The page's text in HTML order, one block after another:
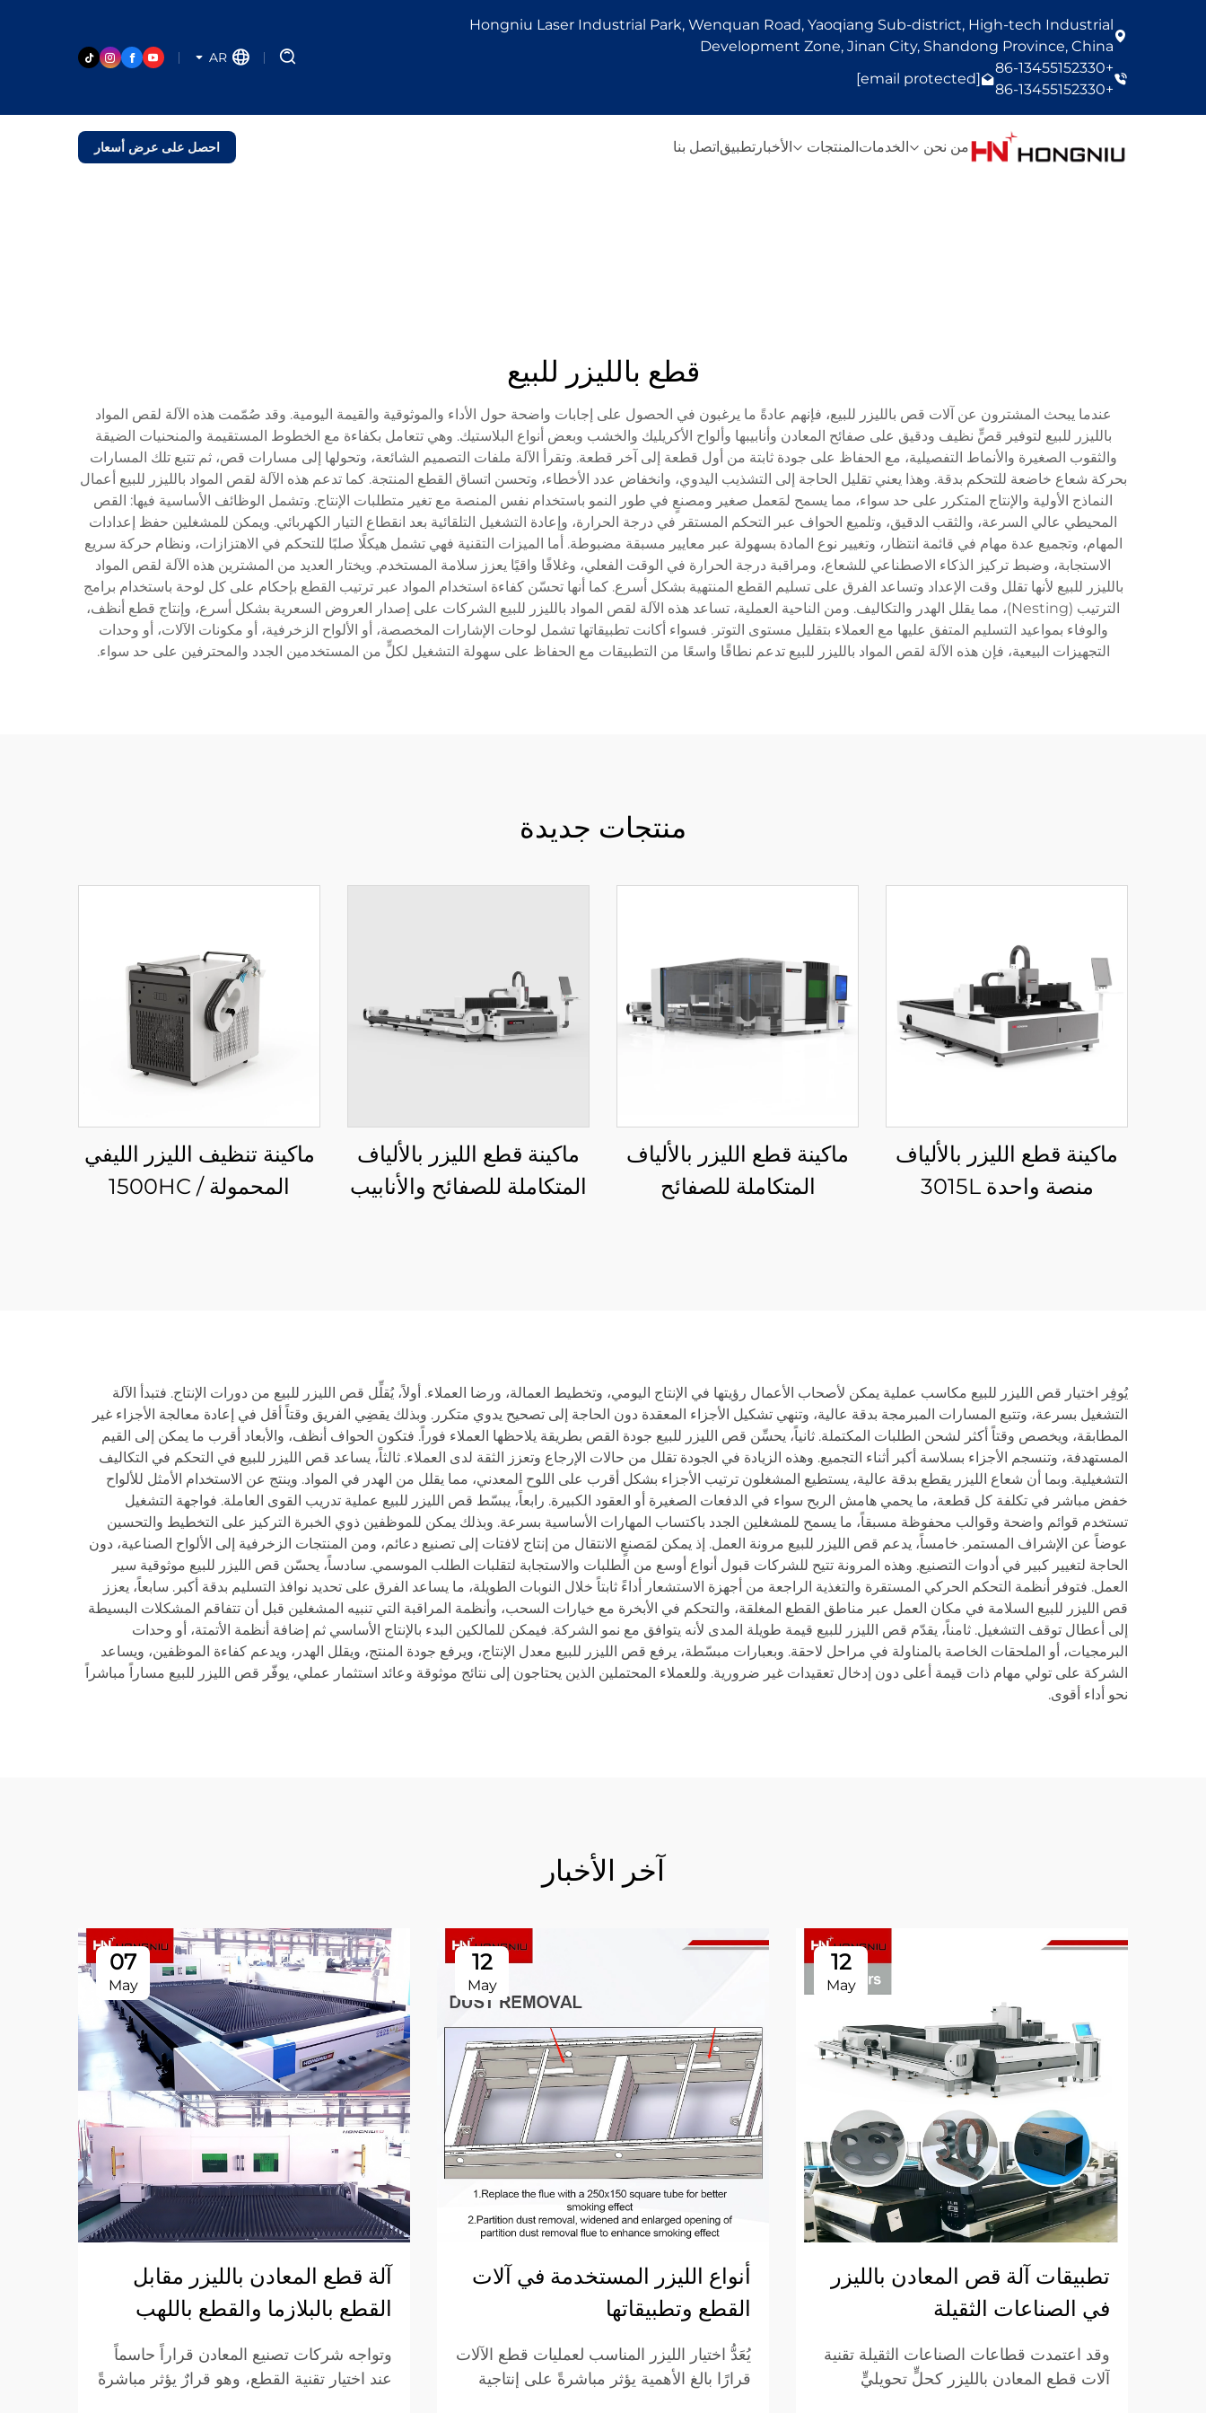
Hongniu Laser Industrial Park, Wenquan Road, Yaoqiang Sub-district, High-tech Industrial
Development Zone, Jinan City, Shandong Province, China
+86-13455152330
+86-13455152330
[email protected]
AR
من نحن الخدماتالمنتجات الأخبار تطبيقاتصل بنا احصل على عرض أسعار
قطع بالليزر للبيع
عندما يبحث المشترون عن آلات قص بالليزر للبيع، فإنهم عادةً ما يرغبون في الحصول على إجابات واضحة حول الأداء والموثوقية والقيمة اليومية. وقد صُمّمت هذه الآلة لقص المواد
بالليزر للبيع لتوفير قصٍّ نظيف ودقيق على صفائح المعادن وأنابيبها وألواح الأكريليك والخشب وبعض أنواع البلاستيك. وهي تتعامل بكفاءة مع الخطوط المستقيمة والمنحنيات الضيقة
والثقوب الصغيرة والأنماط التفصيلية، مع الحفاظ على جودة ثابتة من أول قطعة إلى آخر قطعة. وتقرأ الآلة ملفات التصميم الشائعة، وتحولها إلى مسارات قص، ثم تتبع تلك المسارات
بحركة شعاع خاضعة للتحكم بدقة. وهذا يعني تقليل الحاجة إلى التشذيب اليدوي، وانخفاض عدد الأخطاء، وتحسن اتساق القطع المنتجة. كما تدعم هذه الآلة لقص المواد بالليزر للبيع أعمال
النماذج الأولية والإنتاج المتكرر على حد سواء، مما يسمح لمَعمل صغير ومصنعٍ في طور النمو باستخدام نفس المنصة مع تغير متطلبات الإنتاج. وتشمل الوظائف الأساسية فيها: القص
المحيطي عالي السرعة، والثقب الدقيق، وتلميع الحواف عبر التحكم المستقر في درجة الحرارة، وإعادة التشغيل التلقائية بعد انقطاع التيار الكهربائي. ويمكن للمشغلين حفظ إعدادات
المهام، وتجميع عدة مهام في قائمة انتظار، وتغيير نوع المادة بسهولة عبر معايير مسبقة مضبوطة. أما الميزات التقنية فهي تشمل هيكلًا صلبًا للتحكم في الاهتزازات، ونظام حركة سريع
الاستجابة، وضبط تركيز الذكاء الاصطناعي للشعاع، ومراقبة درجة الحرارة في الوقت الفعلي، وغلافًا واقيًا يعزز سلامة المستخدم. ويختار العديد من المشترين هذه الآلة لقص المواد
بالليزر للبيع لأنها تقلل وقت الإعداد وتساعد الفرق على تسليم القطع المنتهية بشكل أسرع. كما أنها تحسّن كفاءة استخدام المواد عبر ترتيب القطع بإحكام على كل لوحة باستخدام برامج
الترتيب (Nesting)، مما يقلل الهدر والتكاليف. ومن الناحية العملية، تساعد هذه الآلة لقص المواد بالليزر للبيع الشركات على إصدار العروض السعرية بشكل أسرع، وإنتاج قطع أنظف،
والوفاء بمواعيد التسليم المتفق عليها مع العملاء بتقليل مستوى التوتر. فسواء أكانت تطبيقاتها تشمل لوحات الإشارات المخصصة، أو الألواح الزخرفية، أو مكونات الآلات، أو وحدات
التجهيزات البيعية، فإن هذه الآلة لقص المواد بالليزر للبيع تدعم نطاقًا واسعًا من التطبيقات مع الحفاظ على سهولة التشغيل لكلٍّ من المستخدمين الجدد والمحترفين على حد سواء.
منتجات جديدة
ماكينة قطع الليزر بالألياف
منصة واحدة 3015L
ماكينة قطع الليزر بالألياف
المتكاملة للصفائح
ماكينة قطع الليزر بالألياف
المتكاملة للصفائح والأنابيب
ماكينة تنظيف الليزر الليفي
المحمولة 1500HC /
يُوفِر اختيار قص الليزر للبيع مكاسب عملية يمكن لأصحاب الأعمال رؤيتها في الإنتاج اليومي، وتخطيط العمالة، ورضا العملاء. أولاً، يُقلِّل قص الليزر للبيع من دورات الإنتاج. فتبدأ الآلة
التشغيل بسرعة، وتتبع المسارات المبرمجة بدقة عالية، وتنهي تشكيل الأجزاء المعقدة دون الحاجة إلى تصحيح يدوي متكرر. وبذلك يقضِي الفريق وقتاً أقل في إعادة معالجة الأجزاء غير
المطابقة، ويخصص وقتاً أكثر لشحن الطلبات المكتملة. ثانياً، يحسِّن قص الليزر للبيع جودة القص بطريقة يلاحظها العملاء فوراً. فتكون الحواف أنظف، والأبعاد أقرب ما يمكن إلى القيم
المستهدفة، وتنسجم الأجزاء بسلاسة أكبر أثناء التجميع. وهذه الزيادة في الجودة تقلل من حالات الإرجاع وتعزز الثقة لدى العملاء. ثالثاً، يساعد قص الليزر للبيع في التحكم في التكاليف
التشغيلية. وبما أن شعاع الليزر يقطع بدقة عالية، يستطيع المشغلون ترتيب الأجزاء بشكل أقرب على اللوح المعدني، مما يقلل من الهدر في المواد. وينتج عن الاستخدام الأمثل للألواح
خفض مباشر في تكلفة كل قطعة، ما يحمي هامش الربح سواء في الدفعات الصغيرة أو العقود الكبيرة. رابعاً، يبسّط قص الليزر للبيع عملية تدريب القوى العاملة. فواجهة التشغيل
تستخدم قوائم واضحة وقوالب محفوظة مسبقاً، ما يسمح للمشغلين الجدد باكتساب المهارات الأساسية بسرعة. وبذلك يمكن للموظفين ذوي الخبرة التركيز على التخطيط والتحسين
عوضاً عن الإشراف المستمر. خامساً، يدعم قص الليزر للبيع مرونة العمل. إذ يمكن لمَصنعٍ الانتقال من إنتاج لافتات إلى تصنيع دعائم، ومن المنتجات الزخرفية إلى الألواح الصناعية، دون
الحاجة لتغيير كبير في أدوات التصنيع. وهذه المرونة تتيح للشركات قبول أنواع أوسع من الطلبات والاستجابة لتقلبات الطلب الموسمي. سادساً، يحسّن قص الليزر للبيع موثوقية سير
العمل. فتوفر أنظمة التحكم الحركي المستقرة والتغذية الراجعة من أجهزة الاستشعار أداءً ثابتاً خلال النوبات الطويلة، ما يساعد الفرق على تحديد نوافذ التسليم بدقة أكبر. سابعاً، يعزز
قص الليزر للبيع السلامة في مكان العمل عبر مناطق القطع المغلقة، والتحكم في الأبخرة مع خيارات السحب، وأنظمة المراقبة التي تنبيه المشغلين قبل أن تتفاقم المشكلات البسيطة
إلى أعطال توقف التشغيل. ثامناً، يقدّم قص الليزر للبيع قيمة طويلة المدى لأنه يتوافق مع نمو الشركة. فيمكن للمالكين البدء بالإنتاج الأساسي ثم إضافة أنظمة الأتمتة، أو وحدات
البرمجيات، أو الملحقات الخاصة بالمناولة في مراحل لاحقة. وبعبارات مبسّطة، يرفع قص الليزر للبيع معدل الإنتاج، ويرفع جودة المنتج، ويقلل الهدر، ويدعم كفاءة الموظفين، ويساعد
الشركة على تولي مهام ذات قيمة أعلى دون إدخال تعقيدات غير ضرورية. وللعملاء المحتملين الذين يحتاجون إلى نتائج موثوقة وعائد استثمار عملي، يوفّر قص الليزر للبيع مساراً مباشراً
نحو أداء أقوى.
آخر الأخبار
12
May
تطبيقات آلة قص المعادن بالليزر
في الصناعات الثقيلة
وقد اعتمدت قطاعات الصناعات الثقيلة تقنية
آلات قطع المعادن بالليزر كحلٍّ تحويليٍّ
12
May
أنواع الليزر المستخدمة في آلات
القطع وتطبيقاتها
يُعَدُّ اختيار الليزر المناسب لعمليات قطع الآلات
قرارًا بالغ الأهمية يؤثر مباشرةً على إنتاجية
07
May
آلة قطع المعادن بالليزر مقابل
القطع بالبلازما والقطع باللهب
وتواجه شركات تصنيع المعادن قراراً حاسماً
عند اختيار تقنية القطع، وهو قرارٌ يؤثر مباشرةً